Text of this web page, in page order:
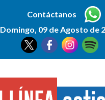
Contáctanos
Domingo, 09 de Agosto de